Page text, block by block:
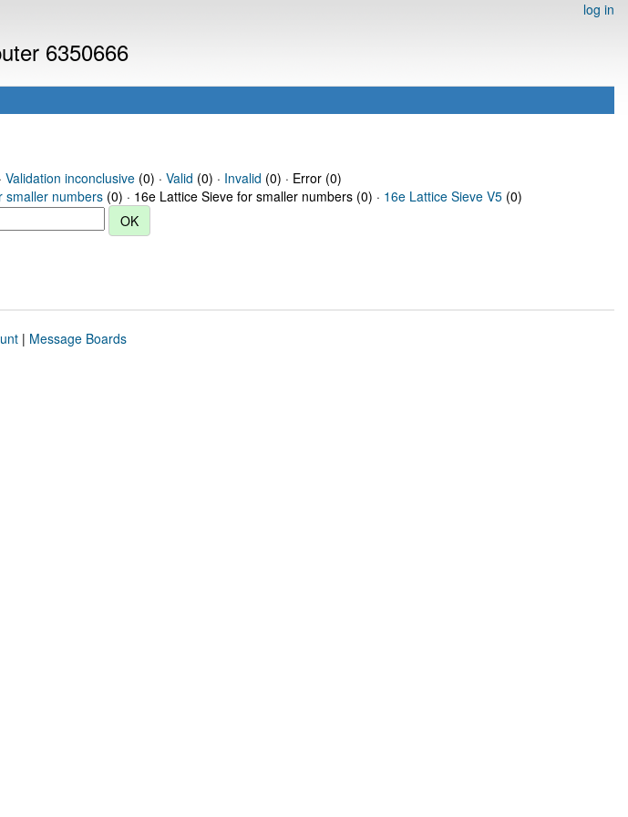
log in
6350666
Validation inconclusive(0) · Valid (0) · Invalid (0) · Error (0)
smaller numbers (0) · 16e Lattice Sieve for smaller numbers (0) · 16e Lattice Sieve V5 (0)
| Message Boards